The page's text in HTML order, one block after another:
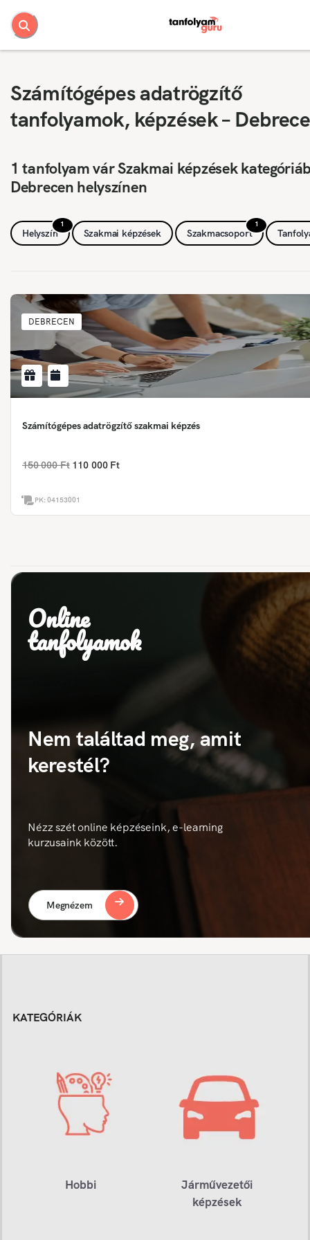
Számítógépes adatrögzítő
tanfolyamok, képzések –
1 tanfolyam vár Szakmai képzések
Debrecen helyszínen
1
Helyszín Szakmai képzések
1
Szakmacsoport
DEBRECEN
Számítógépes adatrögzítő szakmai képzés
150 000 Ft 110 000 Ft
PK:04153001
Online
tanfolyamok
Nem találtad meg, amit
kerestél?
Nézz szét online képzéseink, e-learning
kurzusaink között.
Megnézem
KATEGÓRIÁK
Hobbi
Járművezetői
képzések